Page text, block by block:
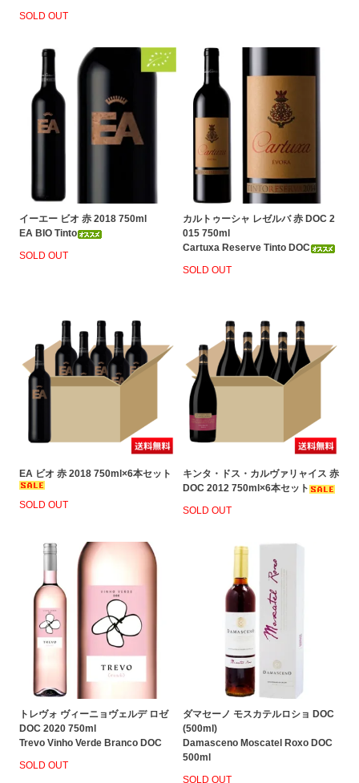
SOLD OUT
イーエー ビオ 赤 2018 750ml
EA BIO Tinto
SOLD OUT
カルトゥーシャ レゼルバ 赤 DOC 2
015 750ml
Cartuxa Reserve Tinto DOC
SOLD OUT
EA ビオ 赤 2018 750ml×6本セット
SOLD OUT
キンタ・ドス・カルヴァリャイス 赤
DOC 2012 750ml×6本セット
SOLD OUT
トレヴォ ヴィーニョヴェルデ ロゼ
DOC 2020 750ml
Trevo Vinho Verde Branco DOC
SOLD OUT
ダマセーノ モスカテルロショ DOC
(500ml)
Damasceno Moscatel Roxo DOC
500ml
SOLD OUT